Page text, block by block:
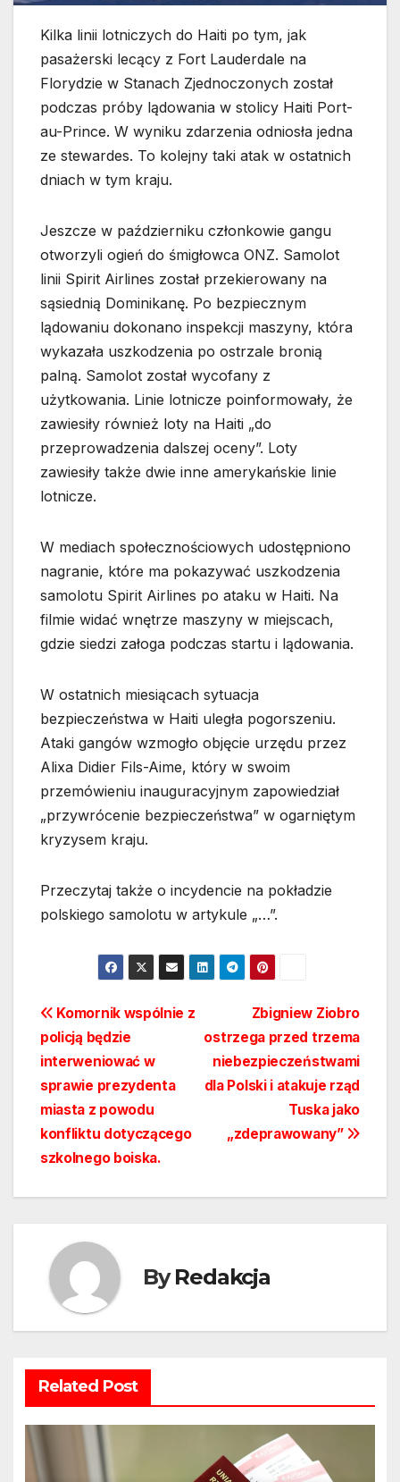
Kilka linii lotniczych do Haiti po tym, jak
pasażerski lecący z Fort Lauderdale na
Florydzie w Stanach Zjednoczonych został
podczas próby lądowania w stolicy Haiti Port-
au-Prince. W wyniku zdarzenia odniosła jedna
ze stewardes. To kolejny taki atak w ostatnich
dniach w tym kraju.
Jeszcze w październiku członkowie gangu
otworzyli ogień do śmigłowca ONZ. Samolot
linii Spirit Airlines został przekierowany na
sąsiednią Dominikanę. Po bezpiecznym
lądowaniu dokonano inspekcji maszyny, która
wykazała uszkodzenia po ostrzale bronią
palną. Samolot został wycofany z
użytkowania. Linie lotnicze poinformowały, że
zawiesiły również loty na Haiti „do
przeprowadzenia dalszej oceny”. Loty
zawiesiły także dwie inne amerykańskie linie
lotnicze.
W mediach społecznościowych udostępniono
nagranie, które ma pokazywać uszkodzenia
samolotu Spirit Airlines po ataku w Haiti. Na
filmie widać wnętrze maszyny w miejscach,
gdzie siedzi załoga podczas startu i lądowania.
W ostatnich miesiącach sytuacja
bezpieczeństwa w Haiti uległa pogorszeniu.
Ataki gangów wzmogło objęcie urzędu przez
Alixa Didier Fils-Aime, który w swoim
przemówieniu inauguracyjnym zapowiedział
„przywrócenie bezpieczeństwa” w ogarniętym
kryzysem kraju.
Przeczytaj także o incydencie na pokładzie
polskiego samolotu w artykule „…”.
Nawigacja
wpisu
Zbigniew Ziobro
ostrzega przed trzema
niebezpieczeństwami
dla Polski i atakuje rząd
Tuska jako
„zdeprawowany”
Komornik wspólnie z
policją będzie
interweniować w
sprawie prezydenta
miasta z powodu
konfliktu dotyczącego
szkolnego boiska.
ByRedakcja
Related Post